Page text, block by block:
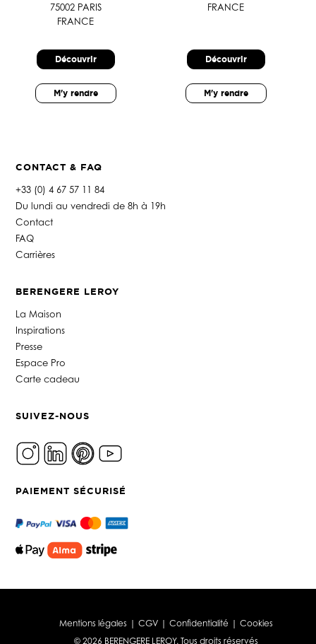
75002 PARIS
FRANCE
Découvrir
M'y rendre
FRANCE
Découvrir
M'y rendre
CONTACT & FAQ
+33 (0) 4 67 57 11 84
Du lundi au vendredi de 8h à 19h
Contact
FAQ
Carrières
BERENGERE LEROY
La Maison
Inspirations
Presse
Espace Pro
Carte cadeau
SUIVEZ-NOUS
PAIEMENT SÉCURISÉ
Mentions légales | CGV | Confidentialité | Cookies
© 2026 BERENGERE LEROY. Tous droits réservés